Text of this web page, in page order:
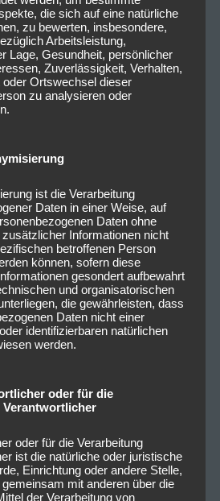
die sich auf eine natürliche
zu bewerten, insbesondere,
Arbeitsleistung,
Lage, Gesundheit, persönlicher
Zuverlässigkeit, Verhalten,
oder Ortswechsel dieser
zu analysieren oder
ist die Verarbeitung
Daten in einer Weise, auf
Daten ohne
Informationen nicht
betroffenen Person
können, sofern diese
gesondert aufbewahrt
und organisatorischen
die gewährleisten, dass
Daten nicht einer
identifizierbaren natürlichen
werden.
oder für die
Verantwortlicher
oder für die Verarbeitung
ist die natürliche oder juristische
Einrichtung oder andere Stelle,
mit anderen über die
der Verarbeitung von